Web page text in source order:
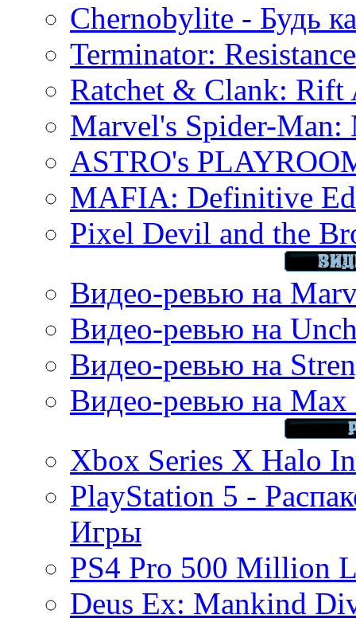
Chernobylite - Будь
Terminator:
Ratchet & Clank: Rift
Marvel's Spider-Man:
ASTRO's
MAFIA: Definitive
Pixel Devil and the
Видео-ревью на
Видео-ревью на
Видео-ревью на
Видео-ревью на Max
Xbox Series X Halo
PlayStation 5 -
Игры
PS4 Pro 500 Million
Deus Ex: Mankind